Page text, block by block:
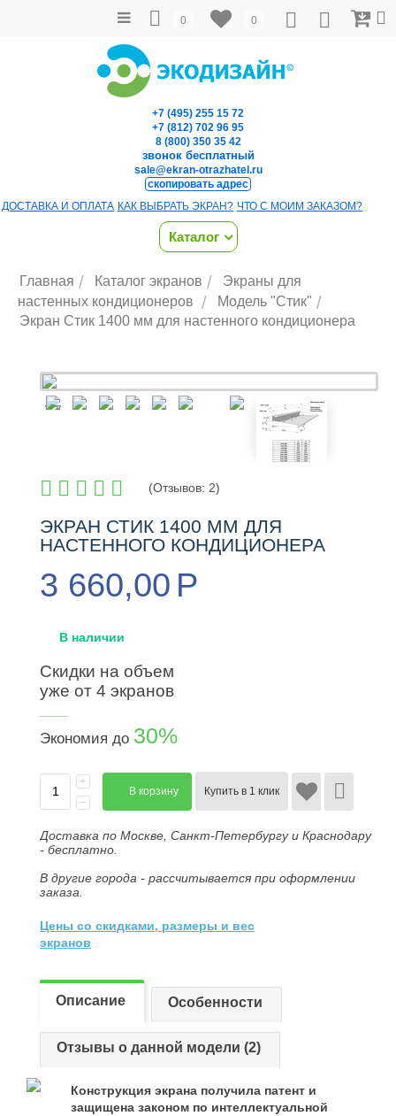
0
0
+7 (495) 255 15 72
+7 (812) 702 96 95
8 (800) 350 35 42
звонок бесплатный
sale@ekran-otrazhatel.ru
скопировать адрес
ДОСТАВКА И ОПЛАТА КАК ВЫБРАТЬ ЭКРАН? ЧТО С МОИМ ЗАКАЗОМ?
Каталог
Главная / Каталог экранов /
Экраны для
настенных кондиционеров / Модель "Стик" /
Экран Стик 1400 мм для настенного кондиционера
(Отзывов: 2)
ЭКРАН СТИК 1400 ММ ДЛЯ
НАСТЕННОГО КОНДИЦИОНЕРА
3 660,00 Р
В наличии
Скидки на объем
уже от 4 экранов
Экономия до 30%
+
−
В корзину Купить в 1 клик
Доставка по Москве, Санкт-Петербургу и Краснодару
- бесплатно.
В другие города - рассчитывается при оформлении
заказа.
Цены со скидками, размеры и вес
экранов
Описание Особенности
Отзывы о данной модели (2)
Конструкция экрана получила патент и
защищена законом по интеллектуальной